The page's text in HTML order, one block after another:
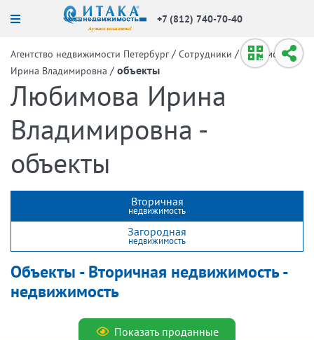
+7 (812) 740-70-40
Агентство недвижимости Петербург / Сотрудники / Любимова
Ирина Владимировна / объекты
Любимова Ирина
Владимировна -
объекты
Вторичная
недвижимость
Загородная
недвижимость
Объекты - Вторичная недвижимость -
недвижимость
Показать проданные